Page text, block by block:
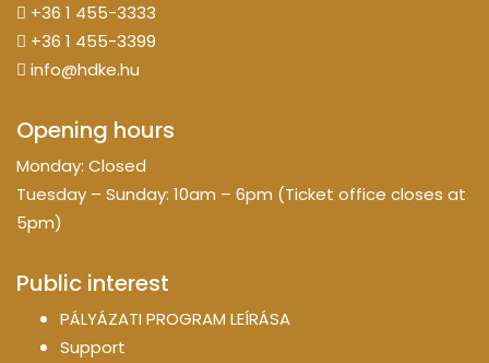
+36 1 455-3333
+36 1 455-3399
info@hdke.hu
Opening hours
Monday: Closed
Tuesday – Sunday: 10am – 6pm (Ticket office closes at
5pm)
Public interest
PÁLYÁZATI PROGRAM LEÍRÁSA
Support